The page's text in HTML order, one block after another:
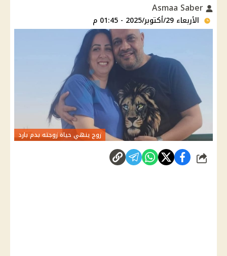
الأربعاء 29/أكتوبر/2025 - 01:45 م
زوج ينهي حياة زوجته بدم بارد
شارك